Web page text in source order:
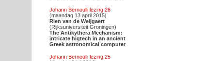
Johann Bernoulli lezing 26
(maandag 13 april 2015)
Rien van de Weijgaert
(Rijksuniversiteit Groningen)
The Antikythera Mechanism:
intricate higtech in an ancient
Greek astronomical computer
Johann Bernoulli lezing 25